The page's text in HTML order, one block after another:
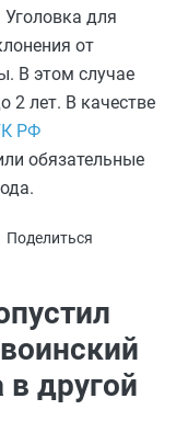
для
от
В этом случае
лет. В качестве
РФ
обязательные
в другой